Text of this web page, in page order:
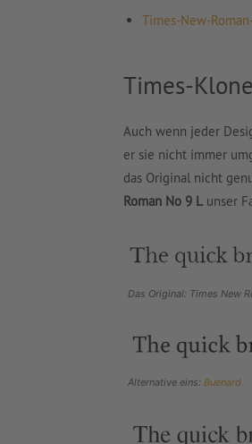
Times-New-
Times-Klone
Auch wenn jeder
er sie nicht immer
das Original nicht
Roman No 9 L unser
Das Original: Times New
Alternative eins: Buenard